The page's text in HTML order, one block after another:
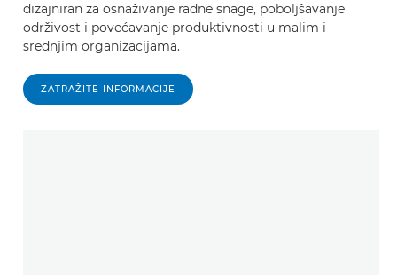
dizajniran za osnaživanje radne snage, poboljšavanje
održivost i povećavanje produktivnosti u malim i
srednjim organizacijama.
ZATRAŽITE INFORMACIJE